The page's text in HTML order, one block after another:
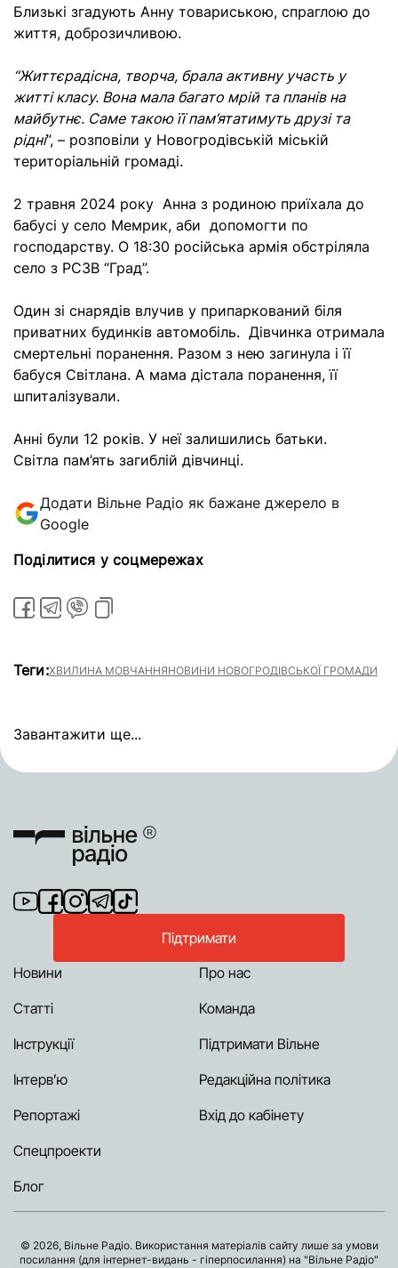
Близькі згадують Анну товариською, спраглою до
життя, доброзичливою.
“Життєрадісна, творча, брала активну участь у
житті класу. Вона мала багато мрій та планів на
майбутнє. Саме такою її пам’ятатимуть друзі та
рідні”, – розповіли у Новогродівській міській
територіальній громаді.
2 травня 2024 року Анна з родиною приїхала до
бабусі у село Мемрик, аби допомогти по
господарству. О 18:30 російська армія обстріляла
село з РСЗВ “Град”.
Один зі снарядів влучив у припаркований біля
приватних будинків автомобіль. Дівчинка отримала
смертельні поранення. Разом з нею загинула і її
бабуся Світлана. А мама дістала поранення, її
шпиталізували.
Анні були 12 років. У неї залишились батьки.
Світла пам’ять загиблій дівчинці.
Додати Вільне Радіо як бажане джерело в
Google
Поділитися у соцмережах
Теги:ХВИЛИНА МОВЧАННЯНОВИНИ НОВОГРОДІВСЬКОЇ ГРОМАДИ
Завантажити ще...
Підтримати
Новини
Статті
Інструкції
Інтерв’ю
Репортажі
Спецпроекти
Блог
Про нас
Команда
Підтримати Вільне
Редакційна політика
Вхід до кабінету
© 2026, Вільне Радіо. Використання матеріалів сайту лише за умови
посилання (для інтернет-видань - гіперпосилання) на "Вільне Радіо"